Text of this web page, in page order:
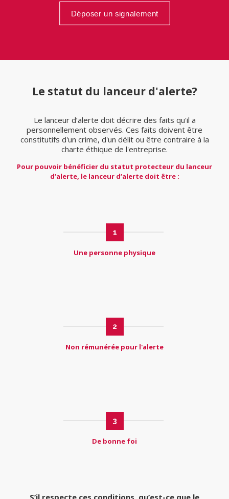
Déposer un signalement
Le statut du lanceur d'alerte?
Le lanceur d’alerte doit décrire des faits qu'il a
personnellement observés. Ces faits doivent être
constitutifs d'un crime, d'un délit ou être contraire à la
charte éthique de l'entreprise.
Pour pouvoir bénéficier du statut protecteur du lanceur
d’alerte, le lanceur d’alerte doit être :
1
Une personne physique
2
Non rémunérée pour l'alerte
3
De bonne foi
S’il respecte ces conditions, qu’est-ce que le